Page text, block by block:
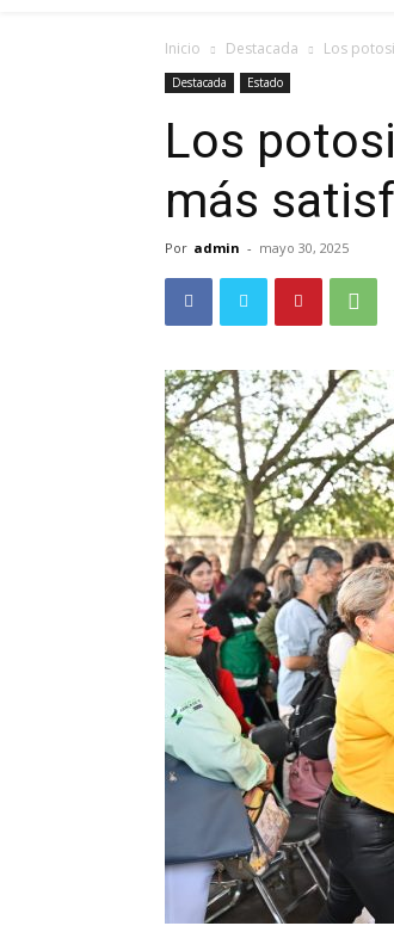
Inicio Destacada Los
Destacada Estado
Los
más
Por admin - mayo 30, 2025